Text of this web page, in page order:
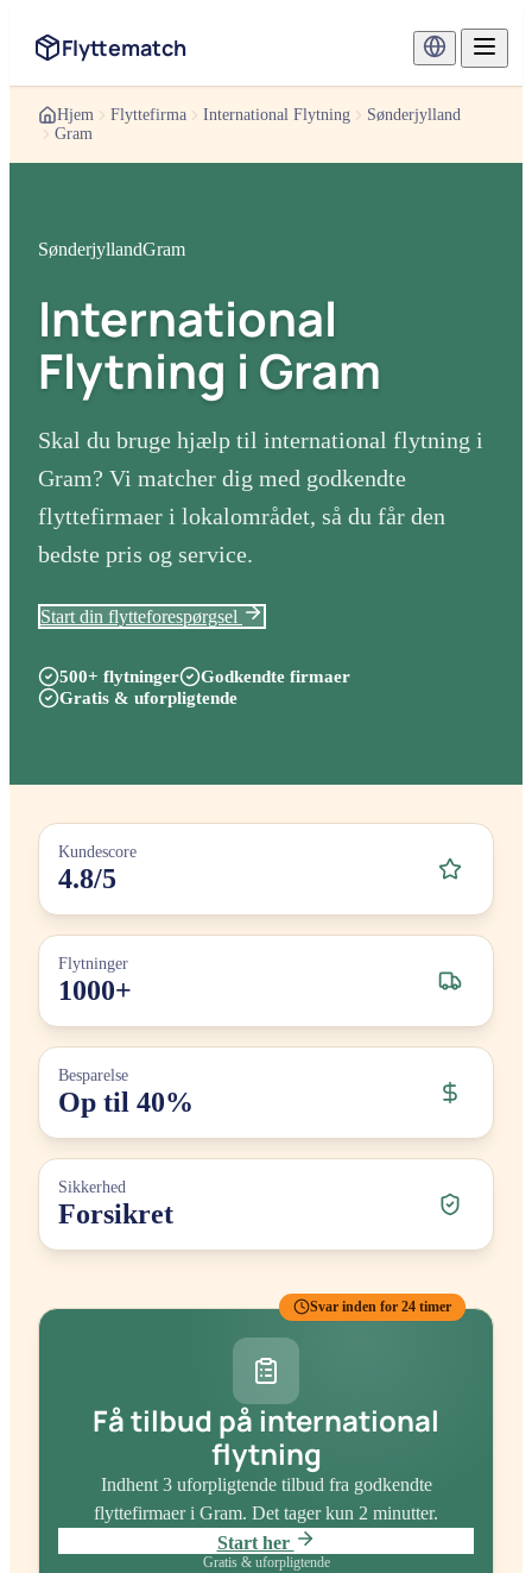
Flyttematch
Hjem Flyttefirma International Flytning
Sønderjylland
Gram
SønderjyllandGram
International
Flytning i Gram
Skal du bruge hjælp til international flytning i
Gram? Vi matcher dig med godkendte
flyttefirmaer i lokalområdet, så du får den
bedste pris og service.
Start din flytteforespørgsel
500+ flytninger
Godkendte firmaer
Gratis & uforpligtende
Kundescore
4.8/5
Flytninger
1000+
Besparelse
Op til 40%
Sikkerhed
Forsikret
Få tilbud på international
flytning
Indhent 3 uforpligtende tilbud fra godkendte
flyttefirmaeri Gram. Det tager kun 2 minutter.
Start her
Gratis & uforpligtende
Svar inden for 24 timer